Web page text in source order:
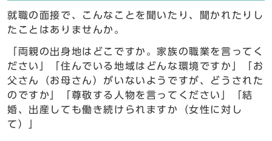
就職の面接で、こんなことを聞いたり、聞かれたりし
たことはありませんか。
「両親の出身地はどこですか。家族の職業を言ってく
ださい」「住んでいる地域はどんな環境ですか」「お
父さん（お母さん）がいないようですが、どうされた
のですか」「尊敬する人物を言ってください」「結
婚、出産しても働き続けられますか（女性に対し
て）」